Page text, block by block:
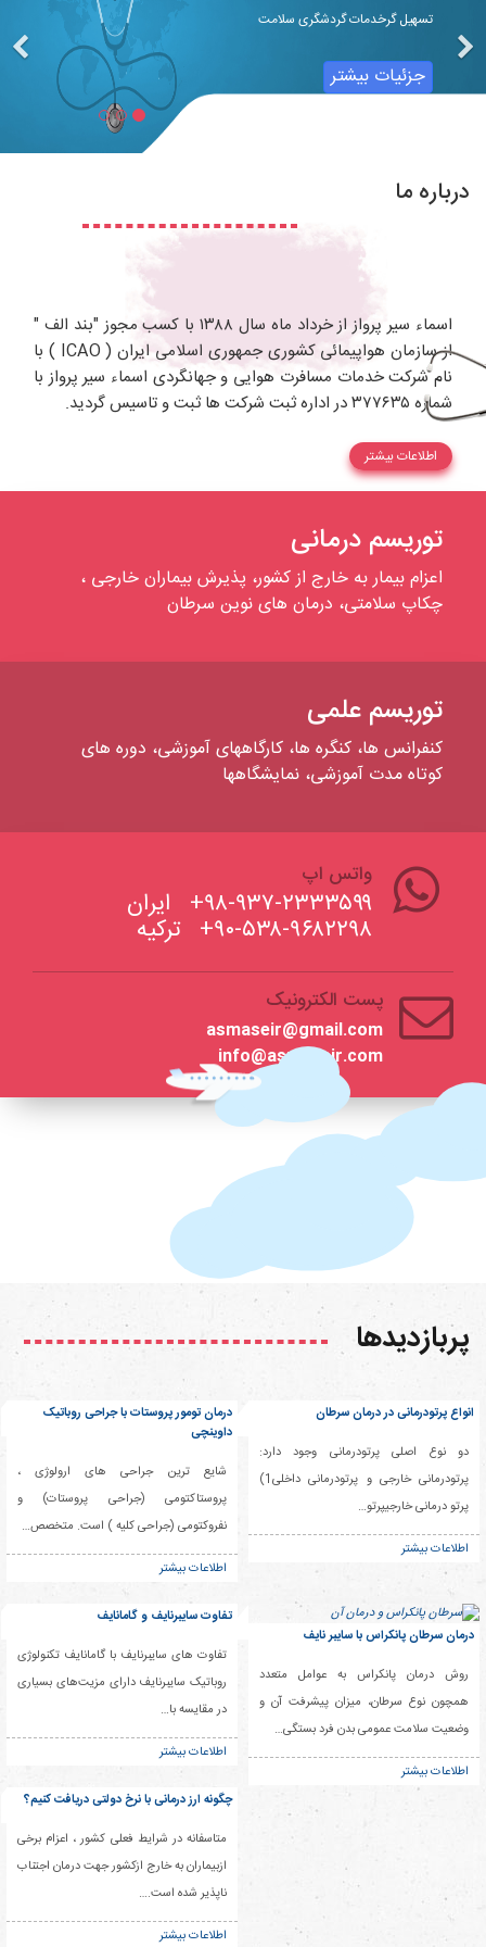
تسهیل گرخدمات گردشگری سلامت
جزئیات بیشتر
تسهیل گر خدمات گردشگری علمی
جزئیات بیشتر
درباره ما
اسماء سیر پرواز از خرداد ماه سال ۱۳۸۸ با کسب مجوز "بند الف "
از سازمان هواپیمائی کشوری جمهوری اسلامی ایران ( ICAO ) با
نام شرکت خدمات مسافرت هوایی و جهانگردی اسماء سیر پرواز با
شماره ۳۷۷۶۳۵ در اداره ثبت شرکت ها ثبت و تاسیس گردید.
اطلاعات بیشتر
توریسم درمانی
اعزام بیمار به خارج از کشور، پذیرش بیماران خارجی ،
چکاپ سلامتی، درمان های نوین سرطان
توریسم علمی
کنفرانس ها، کنگره ها، کارگاههای آموزشی، دوره های
کوتاه مدت آموزشی، نمایشگاهها
واتس اپ
۹۸-۹۳۷-۲۳۳۳۵۹۹+ ایران
۹۰-۵۳۸-۹۶۸۲۲۹۸+ ترکیه
پست الکترونیک
asmaseir@gmail.com
info@asmaseir.com
پربازدیدها
انواع پرتودرمانی در درمان سرطان
دو نوع اصلی پرتودرمانی وجود دارد:
پرتودرمانی خارجی و پرتودرمانی داخلی1)
پرتو درمانی خارجیپرتو…
اطلاعات بیشتر
درمان تومور پروستات با جراحی روباتیک
داوینچی
شایع ترین جراحی های ارولوژی ،
پروستاکتومی (جراحی پروستات) و
نفروکتومی (جراحی کلیه ) است. متخصص…
اطلاعات بیشتر
درمان سرطان پانکراس با سایبر نایف
روش درمان پانکراس به عوامل متعدد
همچون نوع سرطان، میزان پیشرفت آن و
وضعیت سلامت عمومی بدن فرد بستگی…
اطلاعات بیشتر
تفاوت سایبرنایف و گامانایف
تفاوت های سایبرنایف با گامانایف تکنولوژی
روباتیک سایبرنایف دارای مزیت‌های بسیاری
در مقایسه با…
اطلاعات بیشتر
چگونه ارز درمانی با نرخ دولتی دریافت کنیم؟
متاسفانه در شرایط فعلی کشور ، اعزام برخی
ازبیماران به خارج ازکشور جهت درمان اجتناب
ناپذیر شده است.…
اطلاعات بیشتر